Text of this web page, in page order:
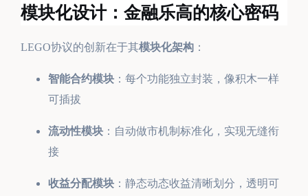
模块化设计：金融乐高的核心密码
LEGO协议的创新在于其模块化架构 ：
智能合约模块 ：每个功能独立封装，像积木一样
可插拔
流动性模块 ：自动做市机制标准化，实现无缝衔
接
收益分配模块 ：静态动态收益清晰划分，透明可